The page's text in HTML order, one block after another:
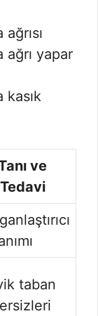
ağrı yapar
kasık
ve
Tedavi
taban